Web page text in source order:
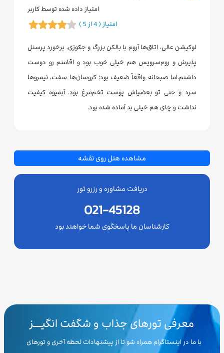
امتیاز داده شده توسط کاربر
امتیاز ( 4 از 5 )
لوکیشن عالی، اتاق‌ها آروم با بالکن بزرگ و جکوزی. برخورد پرسنل
پذیرش و روم‌سرویس هم خیلی خوب بود و اقامتم رو دوست
داشتم.اما صبحانه واقعاً ضعیف بود؛ کروسان‌ها سفت، نیمروها
سرد و حتی تو بعضیاش پوست تخم‌مرغ بود. آبمیوه کیفیت
نداشت و چای هم خیلی بد آماده شده بود.
مشاهده هتل روی نقشه
دریافت مشاوره و رزرو تور
021-45128
کارشناسان ما پاسخگوی شما خواهند بود
معرفی تورهای جذاب و شگفت انگیـــز
با ما در اینستاگرام همراه شو تا از پیشنهادات لحظه آخری و تورهای